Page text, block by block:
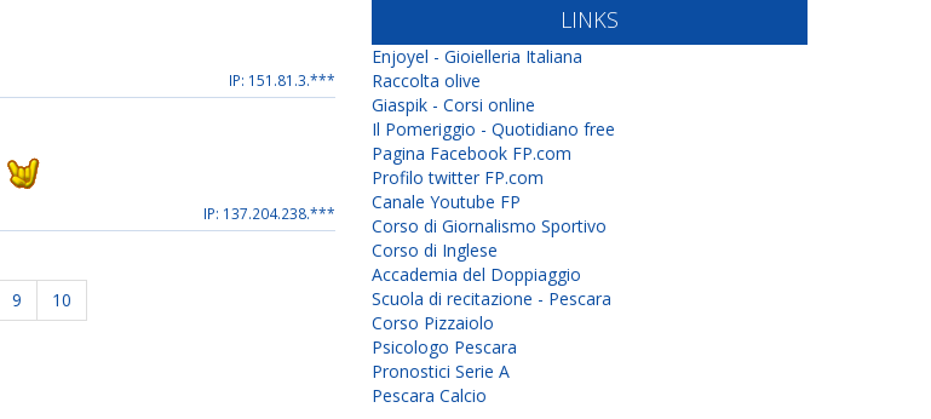
IP: 151.81.3.***
IP: 137.204.238.***
9 10
LINKS
Enjoyel - Gioielleria Italiana
Raccolta olive
Giaspik - Corsi online
Il Pomeriggio - Quotidiano free
Pagina Facebook FP.com
Profilo twitter FP.com
Canale Youtube FP
Corso di Giornalismo Sportivo
Corso di Inglese
Accademia del Doppiaggio
Scuola di recitazione - Pescara
Corso Pizzaiolo
Psicologo Pescara
Pronostici Serie A
Pescara Calcio